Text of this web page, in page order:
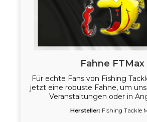
Fahne FTMax
Für echte Fans von Fishing
jetzt eine robuste Fahne, um
Veranstaltungen oder in
Hersteller: Fishing Tackle